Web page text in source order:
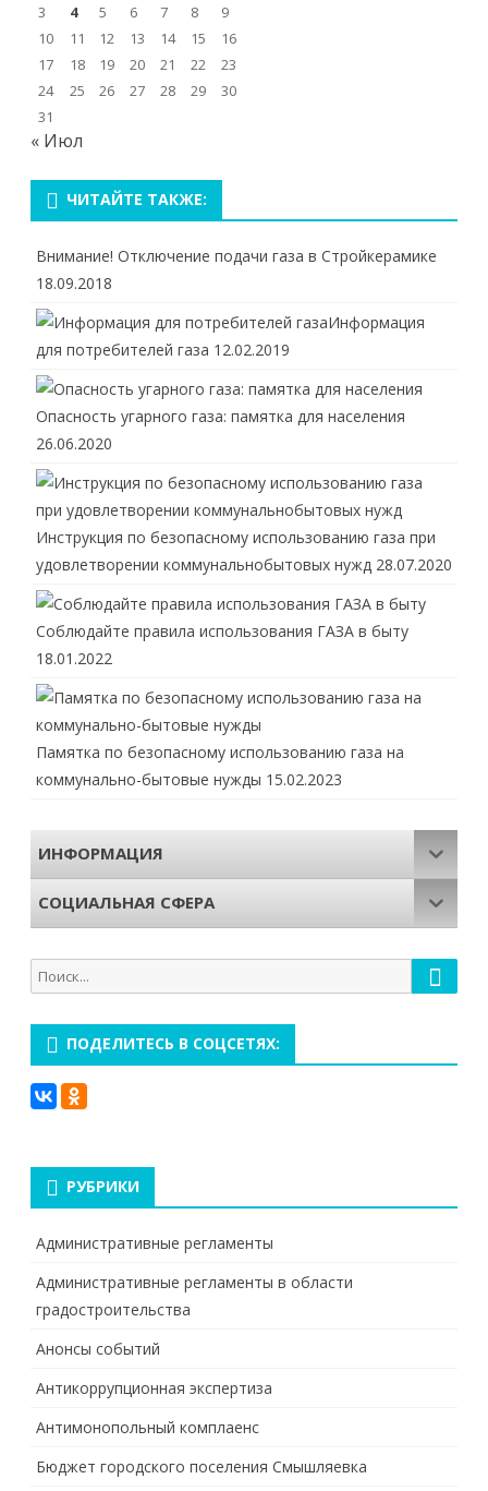
3
4 5 6 7 8
9
10
11 12 13 14 15
16
17
18 19 20 21 22
23
24
25 26 27 28 29
30
31
« Июл
ЧИТАЙТЕ ТАКЖЕ:
Внимание! Отключение подачи газа в Стройкерамике
18.09.2018
Информация
для потребителей газа 12.02.2019
Опасность угарного газа: памятка для населения
26.06.2020
Инструкция по безопасному использованию газа при
удовлетворении коммунальнобытовых нужд 28.07.2020
Соблюдайте правила использования ГАЗА в быту
18.01.2022
Памятка по безопасному использованию газа на
коммунально-бытовые нужды 15.02.2023
ИНФОРМАЦИЯ
СОЦИАЛЬНАЯ СФЕРА
Поиск
для:
Поиск
ПОДЕЛИТЕСЬ В СОЦСЕТЯХ:
РУБРИКИ
Административные регламенты
Административные регламенты в области
градостроительства
Анонсы событий
Антикоррупционная экспертиза
Антимонопольный комплаенс
Бюджет городского поселения Смышляевка